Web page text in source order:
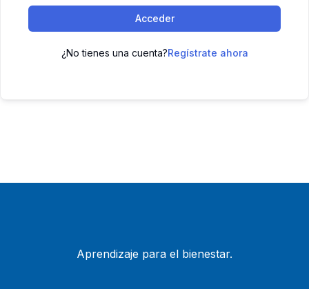
Acceder
¿No tienes una cuenta?Regístrate ahora
Aprendizaje para el bienestar.